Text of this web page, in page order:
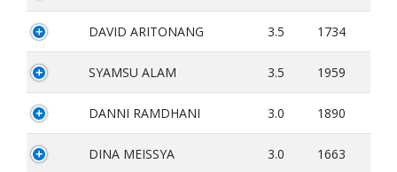
DAVID ARITONANG 3.5 1734
SYAMSU ALAM 3.5 1959
DANNI RAMDHANI 3.0 1890
DINA MEISSYA 3.0 1663